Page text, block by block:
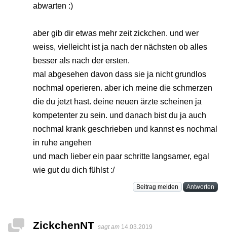
abwarten :)
aber gib dir etwas mehr zeit zickchen. und wer
weiss, vielleicht ist ja nach der nächsten ob alles
besser als nach der ersten.
mal abgesehen davon dass sie ja nicht grundlos
nochmal operieren. aber ich meine die schmerzen
die du jetzt hast. deine neuen ärzte scheinen ja
kompetenter zu sein. und danach bist du ja auch
nochmal krank geschrieben und kannst es nochmal
in ruhe angehen
und mach lieber ein paar schritte langsamer, egal
wie gut du dich fühlst :/
Beitrag melden Antworten
ZickchenNT sagt am 14.03.2019